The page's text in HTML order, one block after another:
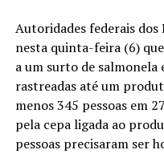
Goiás:R$ 333,93
Minas Gerais:R$
Mato Grosso do
Mato Grosso:R$
Autoridades federais
nesta quinta-feira (6)
a um surto de
rastreadas até um
menos 345 pessoas em
pela cepa ligada ao
pessoas precisaram ser